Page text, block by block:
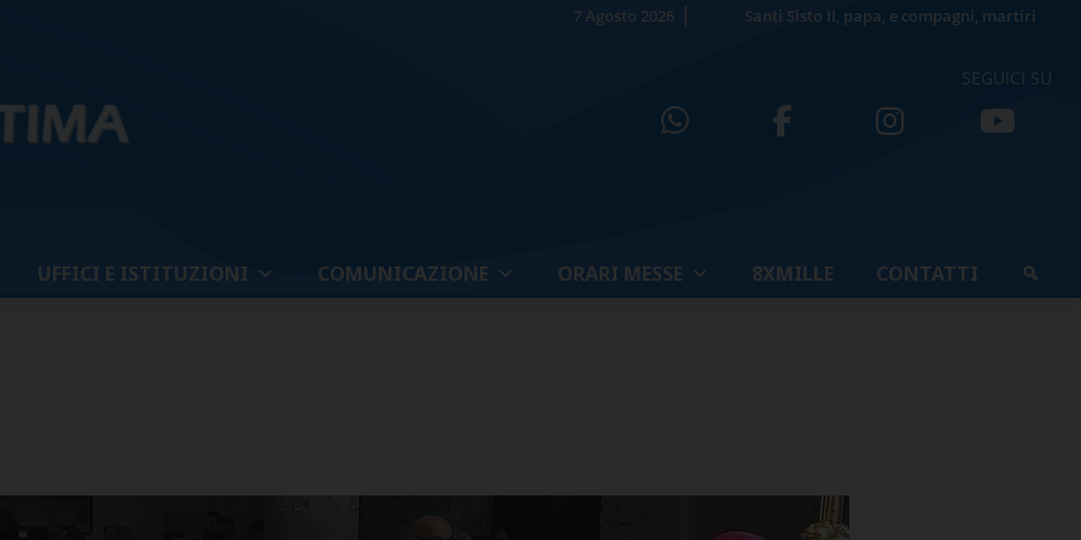
7 Agosto 2026 Santi Sisto II, papa, e compagni, martiri
SEGUICI SU
UFFICI E ISTITUZIONI COMUNICAZIONE ORARI MESSE 8XMILLE CONTATTI